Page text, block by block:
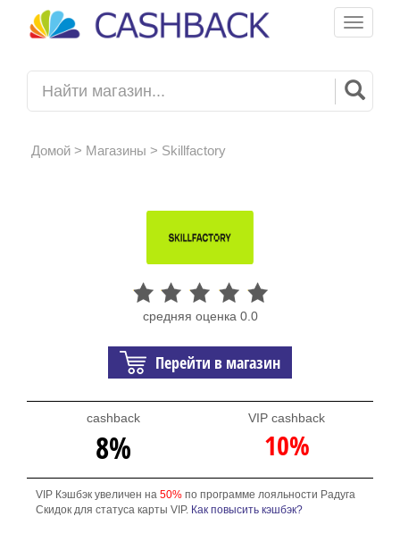
Toggle
Домой> Магазины > Skillfactory
средняя оценка 0.0
Перейти в магазин
cashback
8%
VIP cashback
10%
VIP Кэшбэк увеличен на 50%по программе лояльности Радуга
Скидок для статуса карты VIP. Как повысить кэшбэк?